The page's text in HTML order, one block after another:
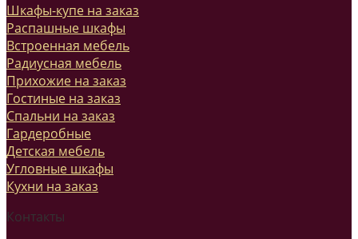
Шкафы-купе на заказ
Распашные шкафы
Встроенная мебель
Радиусная мебель
Прихожие на заказ
Гостиные на заказ
Спальни на заказ
Гардеробные
Детская мебель
Угловные шкафы
Кухни на заказ
Контакты